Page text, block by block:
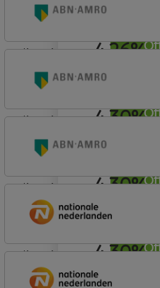
4,26%
Woning (Incl. Korting)
lineair
4,30%
Woning
lineair
4,30%
Budget
lineair
4,30%
Budget (Incl. Korting)
lineair
Nationale Nederlanden